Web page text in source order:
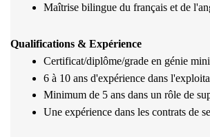
Maîtrise bilingue du français et de
Qualifications & Expérience
Certificat/diplôme/grade en génie
6 à 10 ans d'expérience dans
Minimum de 5 ans dans un rôle de
Une expérience dans les contrats de